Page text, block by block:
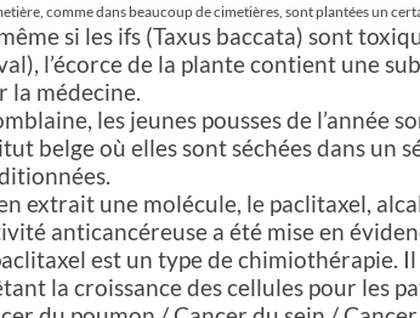
comme dans beaucoup de cimetières, sont plantées un
si les ifs (Taxus baccata) sont
l’écorce de la plante contient une
la médecine.
les jeunes pousses de l’année
belge où elles sont séchées dans un
extrait une molécule, le paclitaxel,
anticancéreuse a été mise en
est un type de chimiothérapie.
la croissance des cellules pour les